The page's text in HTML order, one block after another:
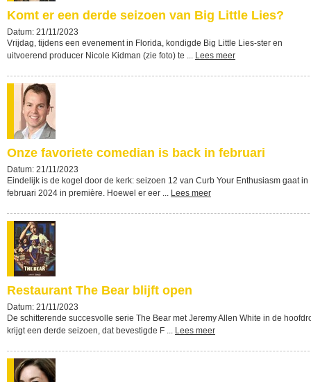
Komt er een derde seizoen van Big Little Lies?
Datum: 21/11/2023
Vrijdag, tijdens een evenement in Florida, kondigde Big Little Lies-ster en
uitvoerend producer Nicole Kidman (zie foto) te ... Lees meer
Onze favoriete comedian is back in februari
Datum: 21/11/2023
Eindelijk is de kogel door de kerk: seizoen 12 van Curb Your Enthusiasm gaat in
februari 2024 in première. Hoewel er eer ... Lees meer
Restaurant The Bear blijft open
Datum: 21/11/2023
De schitterende succesvolle serie The Bear met Jeremy Allen White in de
krijgt een derde seizoen, dat bevestigde F ... Lees meer